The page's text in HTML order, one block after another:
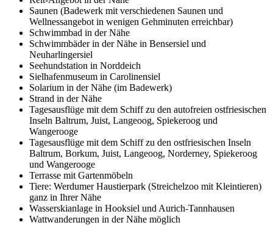
Saunen (Badewerk mit verschiedenen Saunen und
Wellnessangebot in wenigen Gehminuten erreichbar)
Schwimmbad in der Nähe
Schwimmbäder in der Nähe in Bensersiel und
Neuharlingersiel
Seehundstation in Norddeich
Sielhafenmuseum in Carolinensiel
Solarium in der Nähe (im Badewerk)
Strand in der Nähe
Tagesausflüge mit dem Schiff zu den autofreien ostfriesischen
Inseln Baltrum, Juist, Langeoog, Spiekeroog und
Wangerooge
Tagesausflüge mit dem Schiff zu den ostfriesischen Inseln
Baltrum, Borkum, Juist, Langeoog, Norderney, Spiekeroog
und Wangerooge
Terrasse mit Gartenmöbeln
Tiere: Werdumer Haustierpark (Streichelzoo mit Kleintieren)
ganz in Ihrer Nähe
Wasserskianlage in Hooksiel und Aurich-Tannhausen
Wattwanderungen in der Nähe möglich